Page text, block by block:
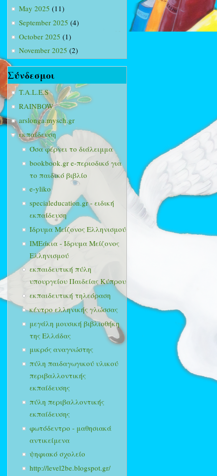
May 2025 (11)
September 2025 (4)
October 2025 (1)
November 2025 (2)
Σύνδεσμοι
T.A.L.E.S
RAINBOW
arslonga.mysch.gr
εκπαίδευση
Όσα φέρνει το διάλειμμα
bookbook.gr e-περιοδικό για
το παιδικό βιβλίο
e-yliko
specialeducation.gr - ειδική
εκπαίδευση
Ίδρυμα Μείζονος Ελληνισμού
ΙΜΕάκια - Ίδρυμα Μείζονος
Ελληνισμού
εκπαιδευτική πύλη
υπουργείου Παιδείας Κύπρου
εκπαιδευτική τηλεόραση
κέντρο ελληνικής γλώσσας
μεγάλη μουσική βιβλιοθήκη
της Ελλάδας
μικρός αναγνώστης
πύλη παιδαγωγικού υλικού
περιβαλλοντικής
εκπαίδευσης
πύλη περιβαλλοντικής
εκπαίδευσης
φωτόδεντρο - μαθησιακά
αντικείμενα
ψηφιακό σχολείο
http://level2be.blogspot.gr/